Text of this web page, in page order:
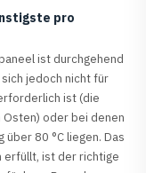
pro
ist durchgehend
jedoch nicht für
ist (die
oder bei denen
80 °C liegen. Das
erfüllt, ist der richtige